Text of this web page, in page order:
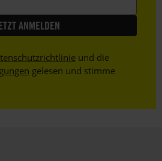
und die
gelesen und stimme